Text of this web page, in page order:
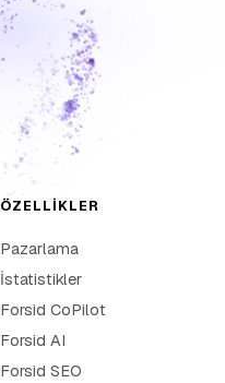
ÖZELLIKLER
Pazarlama
İstatistikler
Forsid CoPilot
Forsid AI
Forsid SEO